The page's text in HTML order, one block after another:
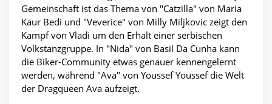
Gemeinschaft ist das Thema von "Catzilla" von Maria
Kaur Bedi und "Veverice" von Milly Miljkovic zeigt den
Kampf von Vladi um den Erhalt einer serbischen
Volkstanzgruppe. In "Nida" von Basil Da Cunha kann
die Biker-Community etwas genauer kennengelernt
werden, während "Ava" von Youssef Youssef die Welt
der Dragqueen Ava aufzeigt.